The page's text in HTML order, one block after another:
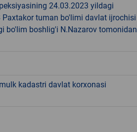
24.03.2023 yildagi
tuman bo'limi davlat ijrochisi
bo'lim boshlig'i N.Nazarov tomonidan
kadastri davlat korxonasi